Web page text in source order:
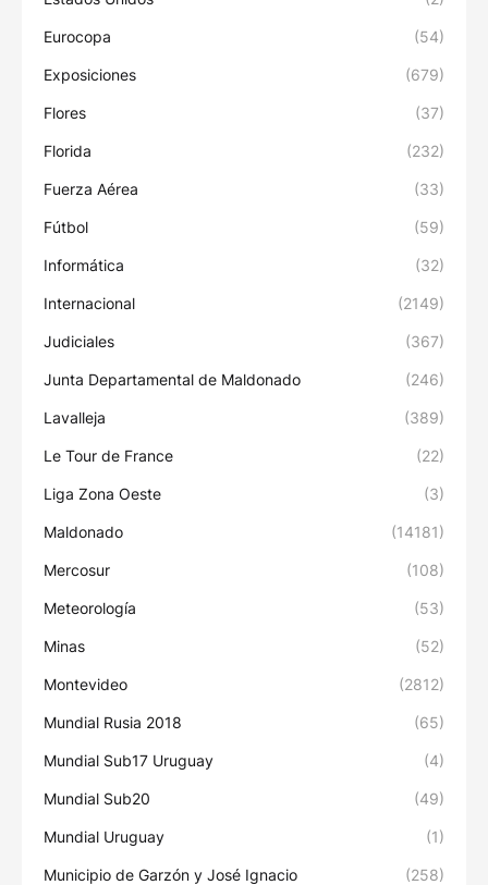
Eurocopa (54)
Exposiciones (679)
Flores (37)
Florida (232)
Fuerza Aérea (33)
Fútbol (59)
Informática (32)
Internacional (2149)
Judiciales (367)
Junta Departamental de Maldonado (246)
Lavalleja (389)
Le Tour de France (22)
Liga Zona Oeste (3)
Maldonado (14181)
Mercosur (108)
Meteorología (53)
Minas (52)
Montevideo (2812)
Mundial Rusia 2018 (65)
Mundial Sub17 Uruguay (4)
Mundial Sub20 (49)
Mundial Uruguay (1)
Municipio de Garzón y José Ignacio (258)